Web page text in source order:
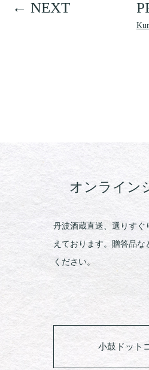
オンライン
丹波酒蔵直送、選りすぐ
えております。贈答品な
ください。
小鼓ドット